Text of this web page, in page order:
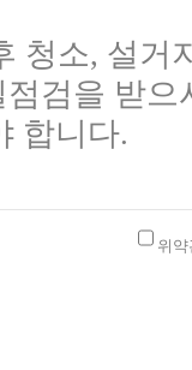
청소, 설거
검을 받
합니다.
위